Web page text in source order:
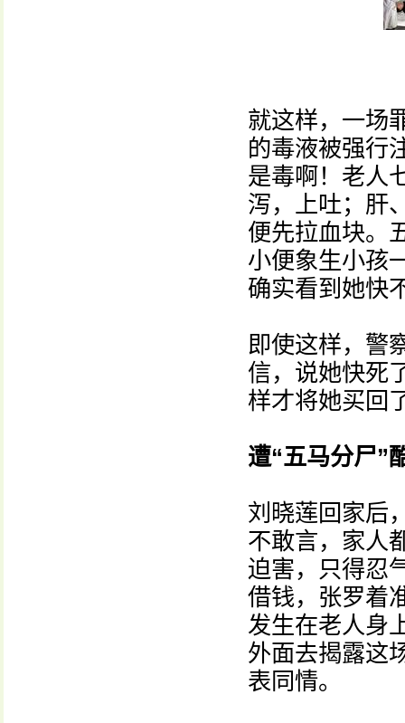
就这样，一场
的毒液被强行
是毒啊！老人
泻，上吐；肝
便先拉血块。
小便象生小孩
确实看到她快
即使这样，警
信，说她快死
样才将她买回
遭“五马分尸”
刘晓莲回家后
不敢言，家人
迫害，只得忍
借钱，张罗着
发生在老人身
外面去揭露这
表同情。